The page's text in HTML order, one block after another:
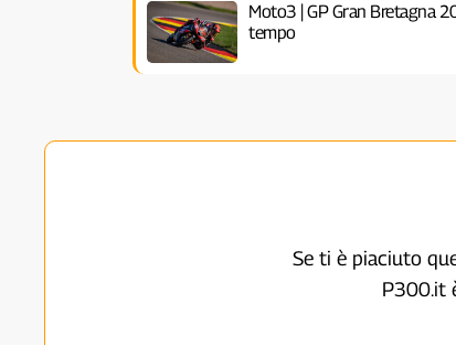
Moto3 | GP Gran Bretagna
tempo
Se ti è piaciuto
P300.it